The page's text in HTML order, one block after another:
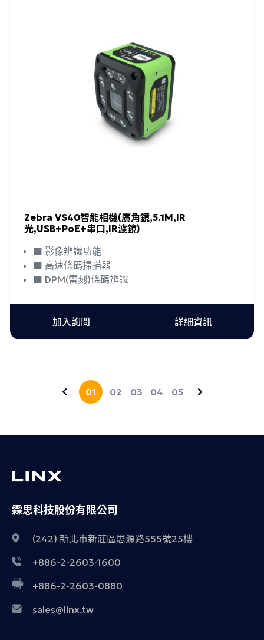
Zebra VS40智能相機(廣角鏡,5.1M,IR
光,USB+PoE+串口,IR濾鏡)
■ 影像辨識功能
■ 高速條碼掃描器
■ DPM(雷刻)條碼辨識
加入詢問 詳細資訊
01 02 03 04 05
霖思科技股份有限公司
(242) 新北市新莊區思源路555號25樓
+886-2-2603-1600
+886-2-2603-0880
sales@linx.tw